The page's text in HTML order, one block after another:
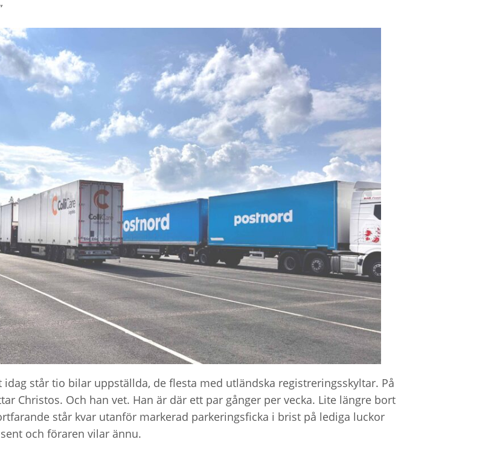
står tio bilar uppställda, de flesta med utländska registreringsskyltar. På
Christos. Och han vet. Han är där ett par gånger per vecka. Lite längre bort
står kvar utanför markerad parkeringsficka i brist på lediga luckor
och föraren vilar ännu.